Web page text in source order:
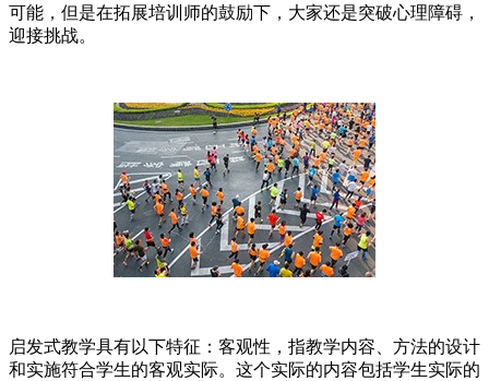
可能，但是在拓展培训师的鼓励下，大家还是突破心理障碍，
迎接挑战。
启发式教学具有以下特征：客观性，指教学内容、方法的设计
和实施符合学生的客观实际。这个实际的内容包括学生实际的